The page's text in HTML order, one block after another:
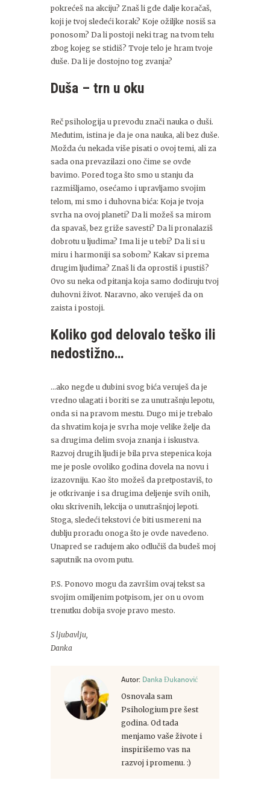
pokrećeš na akciju? Znaš li gde dalje koračaš,
koji je tvoj sledeći korak? Koje ožiljke nosiš sa
ponosom? Da li postoji neki trag na tvom telu
zbog kojeg se stidiš? Tvoje telo je hram tvoje
duše. Da li je dostojno tog zvanja?
Duša – trn u oku
Reč psihologija u prevodu znači nauka o duši.
Međutim, istina je da je ona nauka, ali bez duše.
Možda ću nekada više pisati o ovoj temi, ali za
sada ona prevazilazi ono čime se ovde
bavimo. Pored toga što smo u stanju da
razmišljamo, osećamo i upravljamo svojim
telom, mi smo i duhovna bića: Koja je tvoja
svrha na ovoj planeti? Da li možeš sa mirom
da spavaš, bez griže savesti? Da li pronalaziš
dobrotu u ljudima? Ima li je u tebi? Da li si u
miru i harmoniji sa sobom? Kakav si prema
drugim ljudima? Znaš li da oprostiš i pustiš?
Ovo su neka od pitanja koja samo dodiruju tvoj
duhovni život. Naravno, ako veruješ da on
zaista i postoji.
Koliko god delovalo teško ili
nedostižno…
…ako negde u dubini svog bića veruješ da je
vredno ulagati i boriti se za unutrašnju lepotu,
onda si na pravom mestu. Dugo mi je trebalo
da shvatim koja je svrha moje velike želje da
sa drugima delim svoja znanja i iskustva.
Razvoj drugih ljudi je bila prva stepenica koja
me je posle ovoliko godina dovela na novu i
izazovniju. Kao što možeš da pretpostaviš, to
je otkrivanje i sa drugima deljenje svih onih,
oku skrivenih, lekcija o unutrašnjoj lepoti.
Stoga, sledeći tekstovi će biti usmereni na
dublju proradu onoga što je ovde navedeno.
Unapred se radujem ako odlučiš da budeš moj
saputnik na ovom putu.
P.S. Ponovo mogu da završim ovaj tekst sa
svojim omiljenim potpisom, jer on u ovom
trenutku dobija svoje pravo mesto.
S ljubavlju,
Danka
Autor: Danka Đukanović
Osnovala sam
Psihologium pre šest
godina. Od tada
menjamo vaše živote i
inspirišemo vas na
razvoj i promenu. :)